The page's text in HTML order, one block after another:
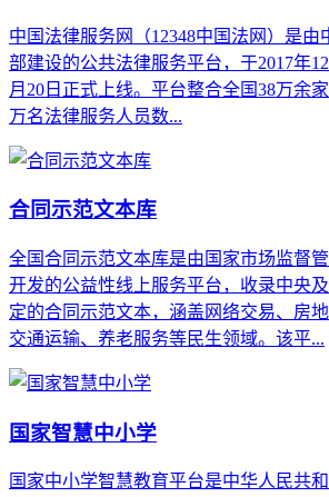
中国法律服务网（12348中国法网）是由
部建设的公共法律服务平台，于2017年
月20日正式上线。平台整合全国38万余
万名法律服务人员数...
合同示范文本库
全国合同示范文本库是由国家市场监督
开发的公益性线上服务平台，收录中央
定的合同示范文本，涵盖网络交易、房
交通运输、养老服务等民生领域。该平...
国家智慧中小学
国家中小学智慧教育平台是中华人民共